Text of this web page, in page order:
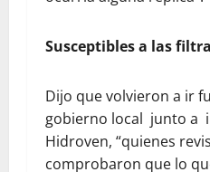
Susceptibles a las
Dijo que volvieron a ir
gobierno local junto a
Hidroven, “quienes
comprobaron que lo